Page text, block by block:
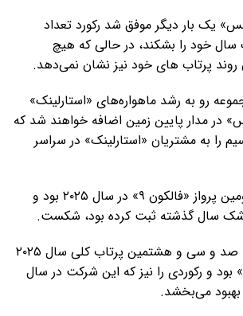
یک بار دیگر موفق شد رکورد تعداد
خود را بشکند، در حالی که هیچ
روند پرتاب های خود نیز نشان نمی‌دهد.
رو به رشد ماهواره‌های «استارلینک»
در مدار پایین زمین اضافه خواهند شد که
را به مشتریان «استارلینک» در سراسر
این صد و سی و سومین پرواز «فالکون ۹» در سال ۲۰۲۵ بود و
سال گذشته ثبت کرده بود، شکست.
همچنین این پرتاب، صد و سی و هشتمین پرتاب کلی سال ۲۰۲۵
و رکوردی را نیز که این شرکت در سال